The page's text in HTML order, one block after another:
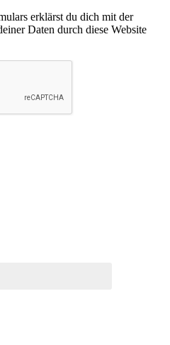
erklärst du dich mit der
Daten durch diese Website